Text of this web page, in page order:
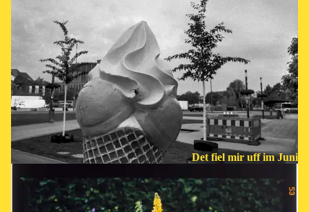
Det fiel mir uff im Juni